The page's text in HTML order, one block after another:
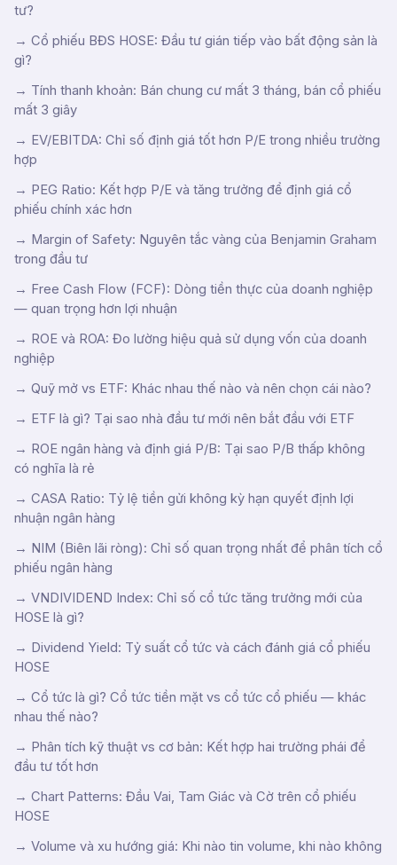
tư?
→ Cổ phiếu BĐS HOSE: Đầu tư gián tiếp vào bất động sản là
gì?
→ Tính thanh khoản: Bán chung cư mất 3 tháng, bán cổ phiếu
mất 3 giây
→ EV/EBITDA: Chỉ số định giá tốt hơn P/E trong nhiều trường
hợp
→ PEG Ratio: Kết hợp P/E và tăng trưởng để định giá cổ
phiếu chính xác hơn
→ Margin of Safety: Nguyên tắc vàng của Benjamin Graham
trong đầu tư
→ Free Cash Flow (FCF): Dòng tiền thực của doanh nghiệp
— quan trọng hơn lợi nhuận
→ ROE và ROA: Đo lường hiệu quả sử dụng vốn của doanh
nghiệp
→ Quỹ mở vs ETF: Khác nhau thế nào và nên chọn cái nào?
→ ETF là gì? Tại sao nhà đầu tư mới nên bắt đầu với ETF
→ ROE ngân hàng và định giá P/B: Tại sao P/B thấp không
có nghĩa là rẻ
→ CASA Ratio: Tỷ lệ tiền gửi không kỳ hạn quyết định lợi
nhuận ngân hàng
→ NIM (Biên lãi ròng): Chỉ số quan trọng nhất để phân tích cổ
phiếu ngân hàng
→ VNDIVIDEND Index: Chỉ số cổ tức tăng trưởng mới của
HOSE là gì?
→ Dividend Yield: Tỷ suất cổ tức và cách đánh giá cổ phiếu
HOSE
→ Cổ tức là gì? Cổ tức tiền mặt vs cổ tức cổ phiếu — khác
nhau thế nào?
→ Phân tích kỹ thuật vs cơ bản: Kết hợp hai trường phái để
đầu tư tốt hơn
→ Chart Patterns: Đầu Vai, Tam Giác và Cờ trên cổ phiếu
HOSE
→ Volume và xu hướng giá: Khi nào tin volume, khi nào không